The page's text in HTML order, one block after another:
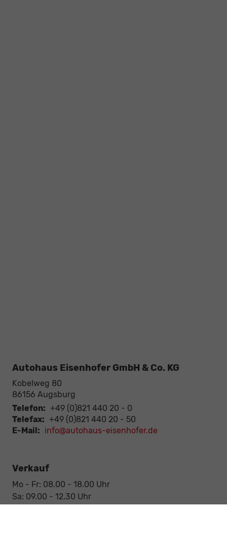
Autohaus Eisenhofer GmbH & Co. KG
Kobelweg 80
86156 Augsburg
Telefon: +49 (0)821 440 20 - 0
Telefax: +49 (0)821 440 20 - 50
E-Mail: info@autohaus-eisenhofer.de
Verkauf
Mo - Fr: 08.00 - 18.00 Uhr
Sa: 09.00 - 12.30 Uhr